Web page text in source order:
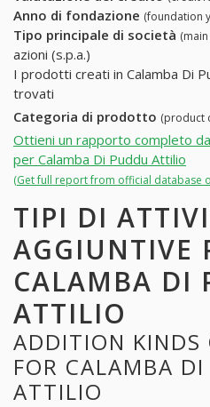
Anno di fondazione (foundation
Tipo principale di società
azioni (s.p.a.)
I prodotti creati in Calamba Di
trovati
Categoria di prodotto (product
Ottieni un rapporto completo
per Calamba Di Puddu Attilio
(Get full report from official database
TIPI DI
AGGIUNTIVE
CALAMBA DI
ATTILIO
ADDITION KINDS
FOR CALAMBA
ATTILIO